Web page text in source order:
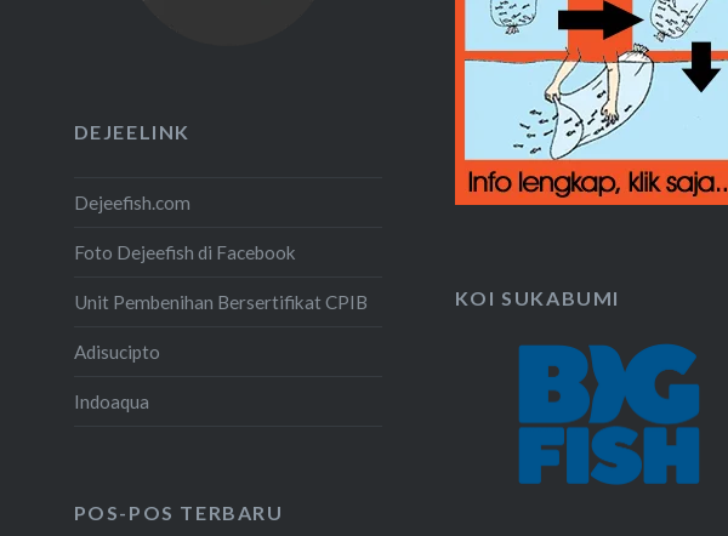
DEJEELINK
Dejeefish.com
Foto Dejeefish di Facebook
Unit Pembenihan Bersertifikat CPIB
Adisucipto
Indoaqua
KOI SUKABUMI
POS-POS TERBARU